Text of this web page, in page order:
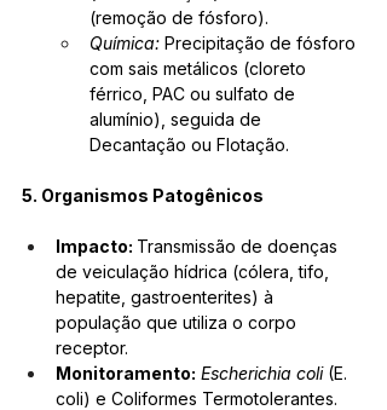
(remoção de fósforo).
Química: Precipitação de fósforo
com sais metálicos (cloreto
férrico, PAC ou sulfato de
alumínio), seguida de
Decantação ou Flotação.
5. Organismos Patogênicos
Impacto: Transmissão de doenças
de veiculação hídrica (cólera, tifo,
hepatite, gastroenterites) à
população que utiliza o corpo
receptor.
Monitoramento: Escherichia coli (E.
coli) e Coliformes Termotolerantes.